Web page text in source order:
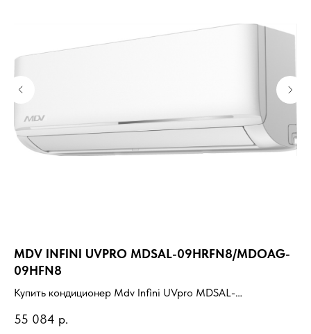
MDV INFINI UVPRO MDSAL-09HRFN8/MDOAG-
09HFN8
Купить кондиционер Mdv Infini UVpro MDSAL-
Подбор под помещение, доставка, профессиональный
55 084 р.